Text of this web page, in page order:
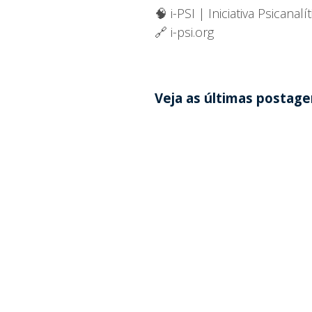
🧠 i-PSI | Iniciativa
🔗 i-psi.org
Veja as últimas